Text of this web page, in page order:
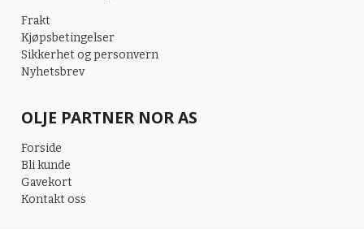
Frakt
Kjøpsbetingelser
Sikkerhet og personvern
Nyhetsbrev
OLJE PARTNER NOR AS
Forside
Bli kunde
Gavekort
Kontakt oss